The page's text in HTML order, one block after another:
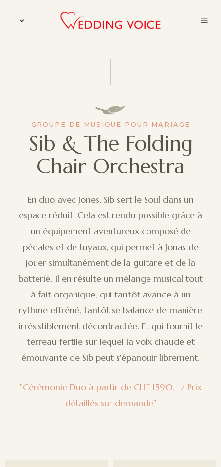
GROUPE DE MUSIQUE POUR MARIAGE
Sib & The Folding
Chair Orchestra
En duo avec Jones, Sib sert le Soul dans un
espace réduit. Cela est rendu possible grâce à
un équipement aventureux composé de
pédales et de tuyaux, qui permet à Jonas de
jouer simultanément de la guitare et de la
batterie. Il en résulte un mélange musical tout
à fait organique, qui tantôt avance à un
rythme effréné, tantôt se balance de manière
irrésistiblement décontractée. Et qui fournit le
terreau fertile sur lequel la voix chaude et
émouvante de Sib peut s'épanouir librement.
"Cérémonie Duo à partir de CHF 1590.- / Prix
détaillés sur demande"